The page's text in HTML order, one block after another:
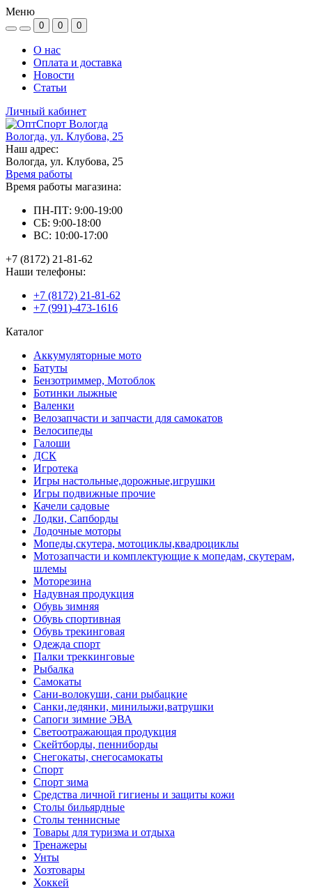
Меню
0 0 0
О нас
Оплата и доставка
Новости
Статьи
Личный кабинет
Вологда, ул. Клубова, 25
Наш адрес:
Вологда, ул. Клубова, 25
Время работы
Время работы магазина:
ПН-ПТ: 9:00-19:00
СБ: 9:00-18:00
ВС: 10:00-17:00
+7 (8172) 21-81-62
Наши телефоны:
+7 (8172) 21-81-62
+7 (991)-473-1616
Каталог
Аккумуляторные мото
Батуты
Бензотриммер, Мотоблок
Ботинки лыжные
Валенки
Велозапчасти и запчасти для самокатов
Велосипеды
Галоши
ДСК
Игротека
Игры настольные,дорожные,игрушки
Игры подвижные прочие
Качели садовые
Лодки, Сапборды
Лодочные моторы
Мопеды,скутера, мотоциклы,квадроциклы
Мотозапчасти и комплектующие к мопедам, скутерам,
шлемы
Моторезина
Надувная продукция
Обувь зимняя
Обувь спортивная
Обувь трекинговая
Одежда спорт
Палки треккинговые
Рыбалка
Самокаты
Сани-волокуши, сани рыбацкие
Санки,ледянки, минилыжи,ватрушки
Сапоги зимние ЭВА
Светоотражающая продукция
Скейтборды, пенниборды
Снегокаты, снегосамокаты
Спорт
Спорт зима
Средства личной гигиены и защиты кожи
Столы бильярдные
Столы теннисные
Товары для туризма и отдыха
Тренажеры
Унты
Хозтовары
Хоккей